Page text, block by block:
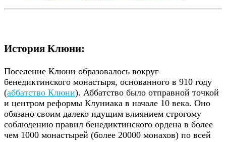
История Клюни:
Поселение Клюни образовалось вокруг
бенедиктинского монастыря, основанного в 910 году
(аббатство Клюни). Аббатство было отправной точкой
и центром реформы Клуниака в начале 10 века. Оно
обязано своим далеко идущим влиянием строгому
соблюдению правил бенедиктинского ордена в более
чем 1000 монастырей (более 20000 монахов) по всей